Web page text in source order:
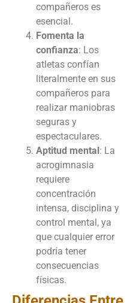
compañeros es
esencial.
Fomenta la
confianza: Los
atletas confían
literalmente en sus
compañeros para
realizar maniobras
seguras y
espectaculares.
Aptitud mental: La
acrogimnasia
requiere
concentración
intensa, disciplina y
control mental, ya
que cualquier error
podría tener
consecuencias
físicas.